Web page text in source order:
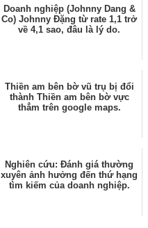
Doanh nghiệp (Johnny Dang &
Co) Johnny Đặng từ rate 1,1 trở
về 4,1 sao, đâu là lý do.
Thiền am bên bờ vũ trụ bị đổi
thành Thiền am bên bờ vực
thẳm trên google maps.
Nghiên cứu: Đánh giá thường
xuyên ảnh hưởng đến thứ hạng
tìm kiếm của doanh nghiệp.